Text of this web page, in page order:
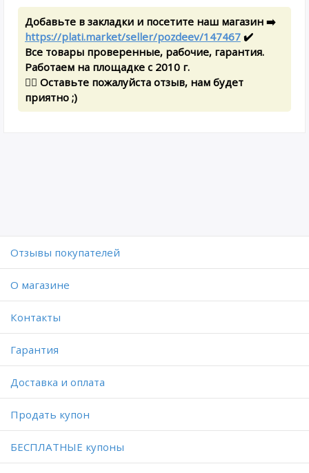
Добавьте в закладки и посетите наш магазин ➡️
https://plati.market/seller/pozdeev/147467 ✔️
Все товары проверенные, рабочие, гарантия.
Работаем на площадке с 2010 г.
✍🏻 Оставьте пожалуйста отзыв, нам будет
приятно ;)
Отзывы покупателей
O магазине
Контакты
Гарантия
Доставка и оплата
Продать купон
БЕСПЛАТНЫЕ купоны